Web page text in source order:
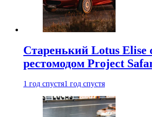
Старенький Lotus Elise
рестомодом Project
1 год спустя1 год спустя